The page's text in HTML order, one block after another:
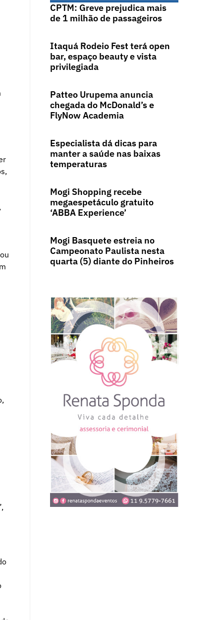
CPTM: Greve prejudica mais
de 1 milhão de passageiros
Itaquá Rodeio Fest terá open
bar, espaço beauty e vista
privilegiada
Patteo Urupema anuncia
chegada do McDonald’s e
FlyNow Academia
Especialista dá dicas para
manter a saúde nas baixas
temperaturas
Mogi Shopping recebe
megaespetáculo gratuito
‘ABBA Experience’
Mogi Basquete estreia no
Campeonato Paulista nesta
quarta (5) diante do Pinheiros